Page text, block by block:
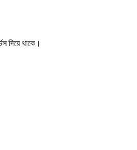
দিয়ে থাকে।